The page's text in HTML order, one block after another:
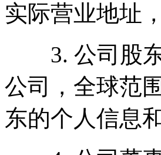
实际营业地址
3. 公司股东
公司，全球范
东的个人信息